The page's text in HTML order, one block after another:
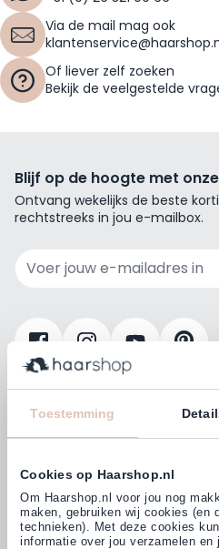
Toestemming
Cookies op Haarshop.nl
Om Haarshop.nl voor jou nog
maken, gebruiken wij cookies (en
technieken). Met deze cookies
informatie over jou verzamelen en
Via de mail mag ook
Of liever zelf zoeken
Bekijk de veelgestelde
Blijf op de hoogte met
Ontvang wekelijks de beste
rechtstreeks in jou e-mailbox.
4,77